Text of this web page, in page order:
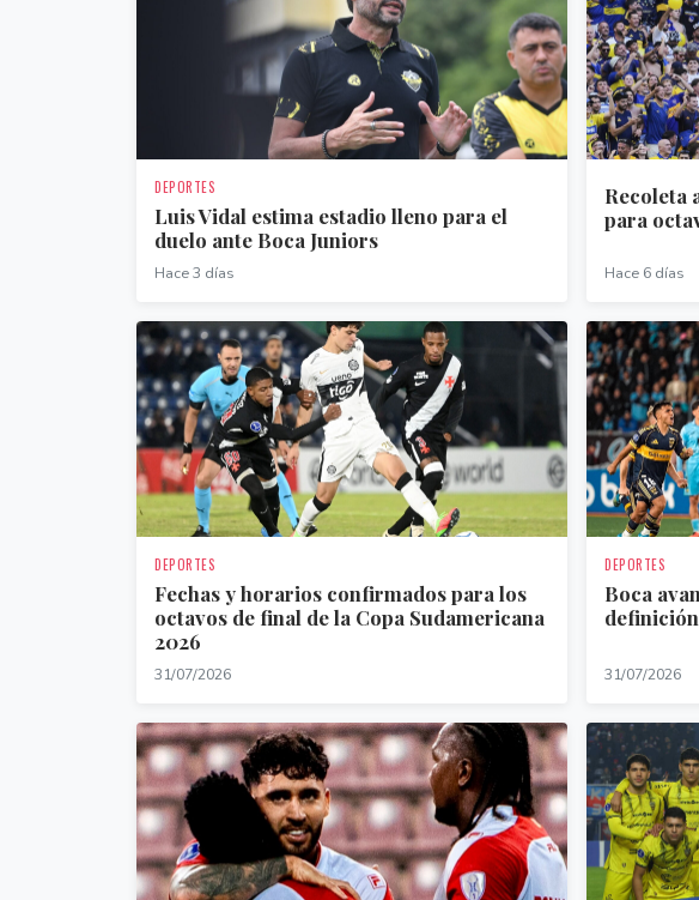
DEPORTES
Luis Vidal estima estadio lleno para el
duelo ante Boca Juniors
Hace 3 días
Recoleta
para
Hace 6 días
DEPORTES
Fechas y horarios confirmados para los
octavos de final de la Copa Sudamericana
2026
31/07/2026
DEPORTES
Boca
31/07/2026